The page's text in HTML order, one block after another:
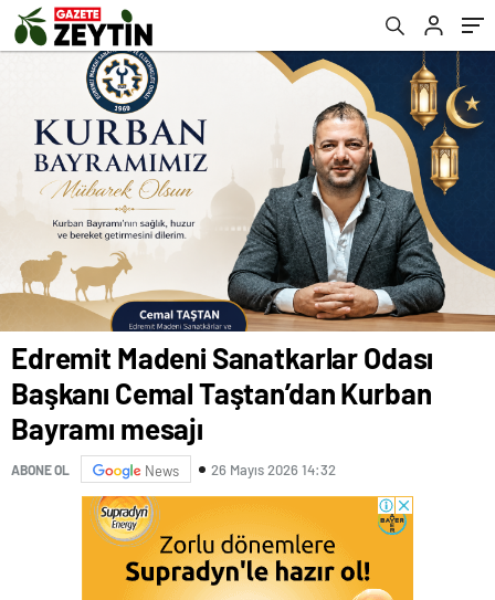
Edremit Madeni Sanatkarlar Odası
Başkanı Cemal Taştan’dan Kurban
Bayramı mesajı
ABONE OL News 26 Mayıs 2026 14:32